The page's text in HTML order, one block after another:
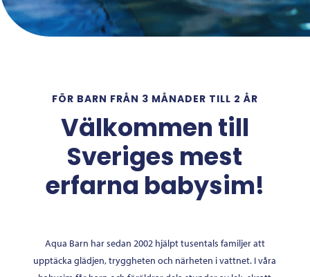
FÖR BARN FRÅN 3 MÅNADER TILL 2 ÅR
Välkommen till
Sveriges mest
erfarna babysim!
Aqua Barn har sedan 2002 hjälpt tusentals familjer att
upptäcka glädjen, tryggheten och närheten i vattnet. I våra